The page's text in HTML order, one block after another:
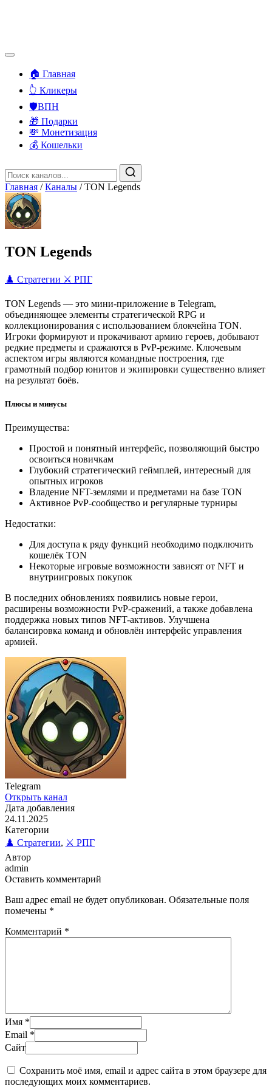
🏠 Главная
👆 Кликеры
🛡️ВПН
🎁 Подарки
💸 Монетизация
💰 Кошельки
Главная / Каналы / TON Legends
TON Legends
♟️ Стратегии ⚔️ РПГ
TON Legends — это мини-приложение в Telegram,
объединяющее элементы стратегической RPG и
коллекционирования с использованием блокчейна TON.
Игроки формируют и прокачивают армию героев, добывают
редкие предметы и сражаются в PvP-режиме. Ключевым
аспектом игры являются командные построения, где
грамотный подбор юнитов и экипировки существенно влияет
на результат боёв.
Плюсы и минусы
Преимущества:
Простой и понятный интерфейс, позволяющий быстро
освоиться новичкам
Глубокий стратегический геймплей, интересный для
опытных игроков
Владение NFT-землями и предметами на базе TON
Активное PvP-сообщество и регулярные турниры
Недостатки:
Для доступа к ряду функций необходимо подключить
кошелёк TON
Некоторые игровые возможности зависят от NFT и
внутриигровых покупок
В последних обновлениях появились новые герои,
расширены возможности PvP-сражений, а также добавлена
поддержка новых типов NFT-активов. Улучшена
балансировка команд и обновлён интерфейс управления
армией.
Telegram
Открыть канал
Дата добавления
24.11.2025
Категории
♟️ Стратегии, ⚔️ РПГ
Автор
admin
Оставить комментарий
Ваш адрес email не будет опубликован. Обязательные поля
помечены *
Комментарий *
Имя *
Email *
Сайт
Сохранить моё имя, email и адрес сайта в этом браузере для
последующих моих комментариев.